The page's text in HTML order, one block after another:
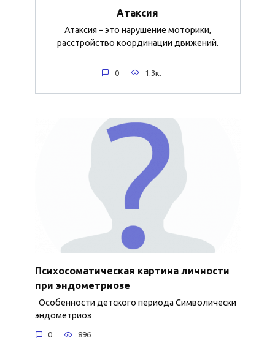
Атаксия
Атаксия – это нарушение моторики,
расстройство координации движений.
0 1.3к.
Психосоматическая картина личности
при эндометриозе
Особенности детского периода Символически
эндометриоз
0 896